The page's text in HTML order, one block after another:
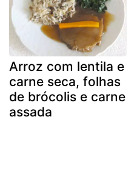
Arroz com lentila e
carne seca, folhas
de brócolis e carne
assada